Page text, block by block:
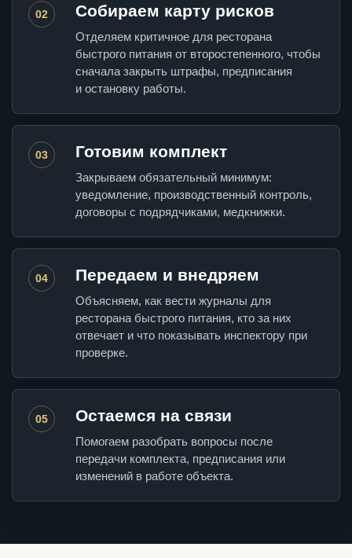
02 Собираем карту рисков
Отделяем критичное для ресторана
быстрого питания от второстепенного, чтобы
сначала закрыть штрафы, предписания
и остановку работы.
03 Готовим комплект
Закрываем обязательный минимум:
уведомление, производственный контроль,
договоры с подрядчиками, медкнижки.
04 Передаем и внедряем
Объясняем, как вести журналы для
ресторана быстрого питания, кто за них
отвечает и что показывать инспектору при
проверке.
05 Остаемся на связи
Помогаем разобрать вопросы после
передачи комплекта, предписания или
изменений в работе объекта.